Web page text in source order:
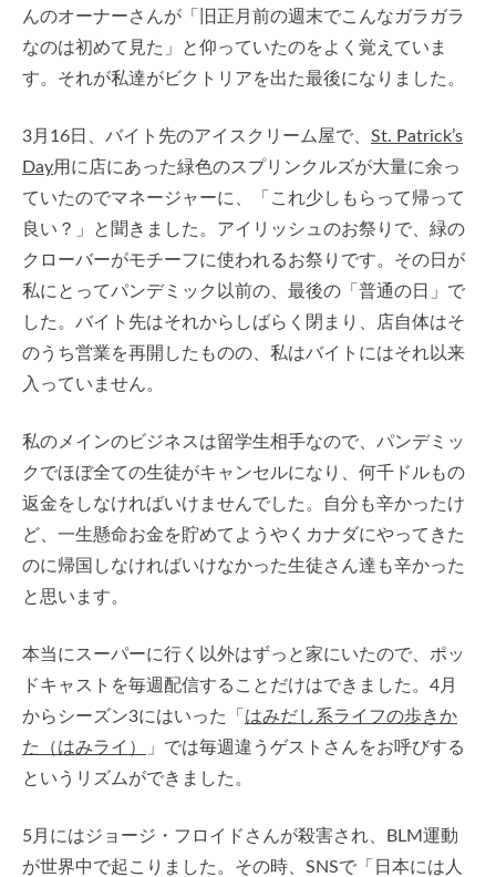
んのオーナーさんが「旧正月前の週末でこんなガラガラ
なのは初めて見た」と仰っていたのをよく覚えていま
す。それが私達がビクトリアを出た最後になりました。
3月16日、バイト先のアイスクリーム屋で、 St. Patrick’s
Day用に店にあった緑色のスプリンクルズが大量に余っ
ていたのでマネージャーに、「これ少しもらって帰って
良い？」と聞きました。アイリッシュのお祭りで、緑の
クローバーがモチーフに使われるお祭りです。その日が
私にとってパンデミック以前の、最後の「普通の日」で
した。バイト先はそれからしばらく閉まり、店自体はそ
のうち営業を再開したものの、私はバイトにはそれ以来
入っていません。
私のメインのビジネスは留学生相手なので、パンデミッ
クでほぼ全ての生徒がキャンセルになり、何千ドルもの
返金をしなければいけませんでした。自分も辛かったけ
ど、一生懸命お金を貯めてようやくカナダにやってきた
のに帰国しなければいけなかった生徒さん達も辛かった
と思います。
本当にスーパーに行く以外はずっと家にいたので、ポッ
ドキャストを毎週配信することだけはできました。4月
からシーズン3にはいった「 はみだし系ライフの歩きか
た（はみライ）
」では毎週違うゲストさんをお呼びする
というリズムができました。
5月にはジョージ・フロイドさんが殺害され、BLM運動
が世界中で起こりました。その時、SNSで「日本には人